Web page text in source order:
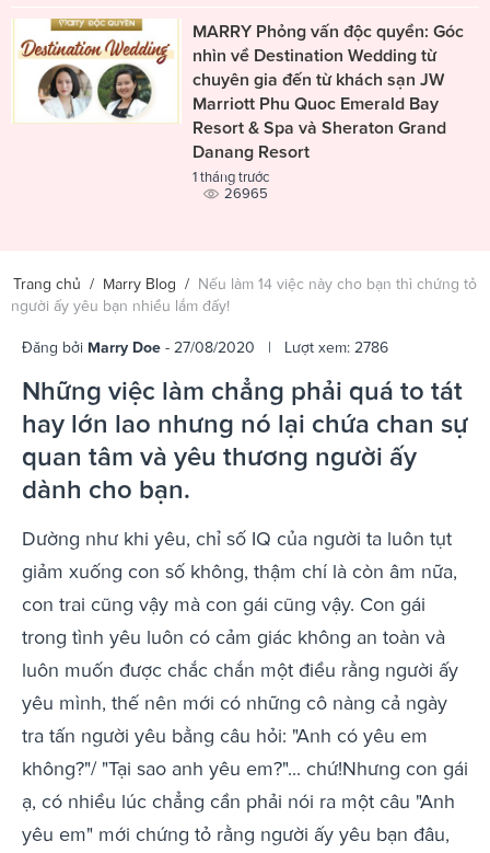
MARRY Phỏng vấn độc quyền: Góc
nhìn về Destination Wedding từ
chuyên gia đến từ khách sạn JW
Marriott Phu Quoc Emerald Bay
Resort & Spa và Sheraton Grand
Danang Resort
1 tháng trước
26965
Trang chủ / Marry Blog / Nếu làm 14 việc này cho bạn thì chứng tỏ
người ấy yêu bạn nhiều lắm đấy!
Đăng bởi Marry Doe - 27/08/2020 | Lượt xem: 2786
Những việc làm chẳng phải quá to tát
hay lớn lao nhưng nó lại chứa chan sự
quan tâm và yêu thương người ấy
dành cho bạn.
Dường như khi yêu, chỉ số IQ của người ta luôn tụt
giảm xuống con số không, thậm chí là còn âm nữa,
con trai cũng vậy mà con gái cũng vậy. Con gái
trong tình yêu luôn có cảm giác không an toàn và
luôn muốn được chắc chắn một điều rằng người ấy
yêu mình, thế nên mới có những cô nàng cả ngày
tra tấn người yêu bằng câu hỏi: "Anh có yêu em
không?"/ "Tại sao anh yêu em?"... chứ!Nhưng con gái
ạ, có nhiều lúc chẳng cần phải nói ra một câu "Anh
yêu em" mới chứng tỏ rằng người ấy yêu bạn đâu,